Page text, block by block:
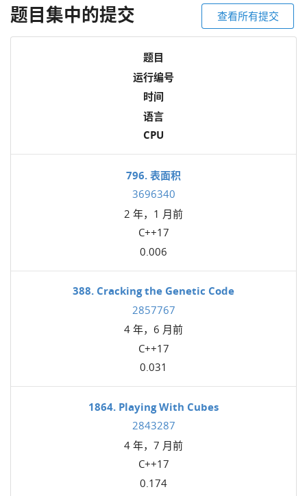
题目集中的提交 查看所有提交
题目
运行编号
时间
语言
CPU
796. 表面积
3696340
2 年，1 月前
C++17
0.006
388. Cracking the Genetic Code
2857767
4 年，6 月前
C++17
0.031
1864. Playing With Cubes
2843287
4 年，7 月前
C++17
0.174